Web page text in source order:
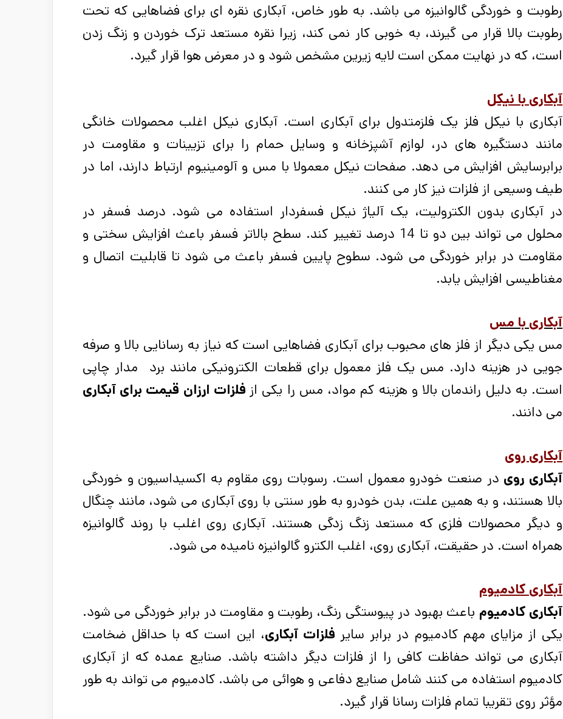
رطوبت و خوردگی گالوانیزه می باشد. به طور خاص، آبکاری نقره ای برای فضاهایی که تحت
رطوبت بالا قرار می گیرند، به خوبی کار نمی کند، زیرا نقره مستعد ترک خوردن و زنگ زدن
است، که در نهایت ممکن است لایه زیرین مشخص شود و در معرض هوا قرار گیرد.
آبکاری با نیکل
آبکاری با نیکل فلز یک فلزمتدول برای آبکاری است. آبکاری نیکل اغلب محصولات خانگی
مانند دستگیره های در، لوازم آشپزخانه و وسایل حمام را برای تزیینات و مقاومت در
برابرسایش افزایش می دهد. صفحات نیکل معمولا با مس و آلومینیوم ارتباط دارند، اما در
طیف وسیعی از فلزات نیز کار می کنند.
در آبکاری بدون الکترولیت، یک آلیاژ نیکل فسفردار استفاده می شود. درصد فسفر در
محلول می تواند بین دو تا 14 درصد تغییر کند. سطح بالاتر فسفر باعث افزایش سختی و
مقاومت در برابر خوردگی می شود. سطوح پایین فسفر باعث می شود تا قابلیت اتصال و
مغناطیسی افزایش یابد.
آبکاری با مس
مس یکی دیگر از فلز های محبوب برای آبکاری فضاهایی است که نیاز به رسانایی بالا و صرفه
جویی در هزینه دارد. مس یک فلز معمول برای قطعات الکترونیکی مانند برد مدار چاپی
است. به دلیل راندمان بالا و هزینه کم مواد، مس را یکی از فلزات ارزان قیمت برای آبکاری
می دانند.
آبکاری روی
آبکاری روی در صنعت خودرو معمول است. رسوبات روی مقاوم به اکسیداسیون و خوردگی
بالا هستند، و به همین علت، بدن خودرو به طور سنتی با روی آبکاری می شود، مانند چنگال
و دیگر محصولات فلزی که مستعد زنگ زدگی هستند. آبکاری روی اغلب با روند گالوانیزه
همراه است. در حقیقت، آبکاری روی، اغلب الکترو گالوانیزه نامیده می شود.
آبکاری کادمیوم
آبکاری کادمیوم باعث بهبود در پیوستگی رنگ، رطوبت و مقاومت در برابر خوردگی می شود.
یکی از مزایای مهم کادمیوم در برابر سایر فلزات آبکاری، این است که با حداقل ضخامت
آبکاری می تواند حفاظت کافی را از فلزات دیگر داشته باشد. صنایع عمده که از آبکاری
کادمیوم استفاده می کنند شامل صنایع دفاعی و هوائی می باشد. کادمیوم می تواند به طور
مؤثر روی تقریبا تمام فلزات رسانا قرار گیرد.